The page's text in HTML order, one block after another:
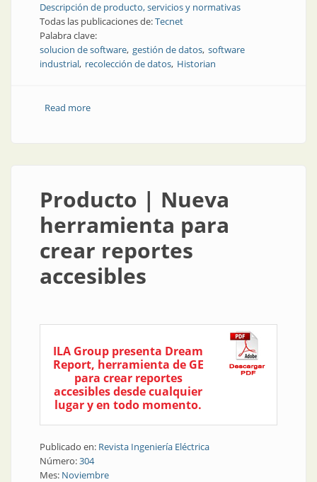
Descripción de producto, servicios y normativas
Todas las publicaciones de:Tecnet
Palabra clave:
solucion de software gestión de datos software
industrial recolección de datos Historian
Read moreabout Software industrial | Recolección de datos de
Producto | Nueva
herramienta para
crear reportes
accesibles
ILA Group presenta Dream
Report, herramienta de GE
para crear reportes
accesibles desde cualquier
lugar y en todo momento.
Publicado en: Revista Ingeniería Eléctrica
Número:304
Mes: Noviembre